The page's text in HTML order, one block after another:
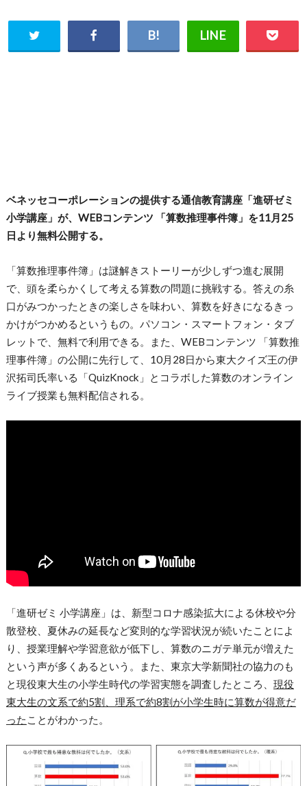
ベネッセコーポレーションの提供する通信教育講座「進研ゼミ
小学講座」が、WEBコンテンツ 「算数推理事件簿」を11月25
日より無料公開する。
「算数推理事件簿」は謎解きストーリーが少しずつ進む展開
で、頭を柔らかくして考える算数の問題に挑戦する。答えの糸
口がみつかったときの楽しさを味わい、算数を好きになるきっ
かけがつかめるというもの。パソコン・スマートフォン・タブ
レットで、無料で利用できる。また、WEBコンテンツ 「算数推
理事件簿」の公開に先行して、10月28日から東大クイズ王の伊
沢拓司氏率いる「QuizKnock」とコラボした算数のオンライン
ライブ授業も無料配信される。
「進研ゼミ 小学講座」は、新型コロナ感染拡大による休校や分
散登校、夏休みの延長など変則的な学習状況が続いたことによ
り、授業理解や学習意欲が低下し、算数のニガテ単元が増えた
という声が多くあるという。また、東京大学新聞社の協力のも
と現役東大生の小学生時代の学習実態を調査したところ、 現役
東大生の文系で約5割、理系で約8割が小学生時に算数が得意だ
った ことがわかった。